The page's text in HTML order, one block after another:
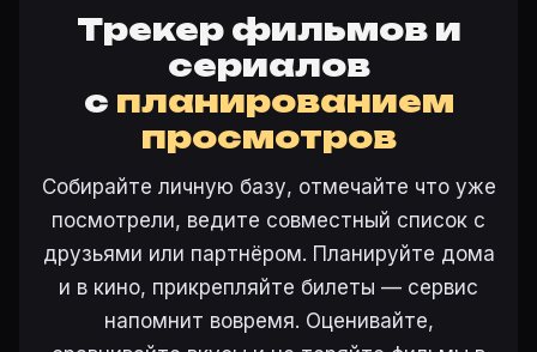
Трекер фильмов и
сериалов
с планированием
просмотров
Собирайте личную базу, отмечайте что уже
посмотрели, ведите совместный список с
друзьями или партнёром. Планируйте дома
и в кино, прикрепляйте билеты — сервис
напомнит вовремя. Оценивайте,